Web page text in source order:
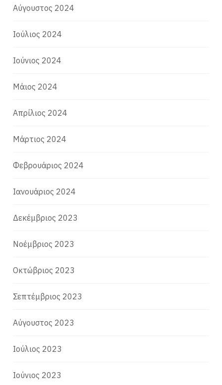
Αύγουστος 2024
Ιούλιος 2024
Ιούνιος 2024
Μάιος 2024
Απρίλιος 2024
Μάρτιος 2024
Φεβρουάριος 2024
Ιανουάριος 2024
Δεκέμβριος 2023
Νοέμβριος 2023
Οκτώβριος 2023
Σεπτέμβριος 2023
Αύγουστος 2023
Ιούλιος 2023
Ιούνιος 2023